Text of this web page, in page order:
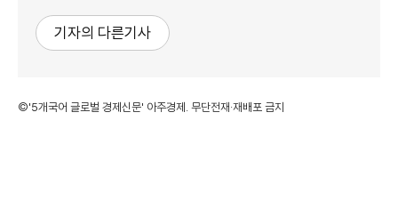
기자의 다른기사
©'5개국어 글로벌 경제신문' 아주경제. 무단전재·재배포 금지